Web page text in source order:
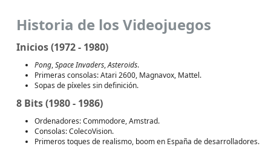
Historia de los Videojuegos
Inicios (1972 - 1980)
Pong,Space Invaders,Asteroids.
Primeras consolas: Atari 2600, Magnavox, Mattel.
Sopas de píxeles sin definición.
8 Bits (1980 - 1986)
Ordenadores: Commodore, Amstrad.
Consolas: ColecoVision.
Primeros toques de realismo, boom en España de desarrolladores.